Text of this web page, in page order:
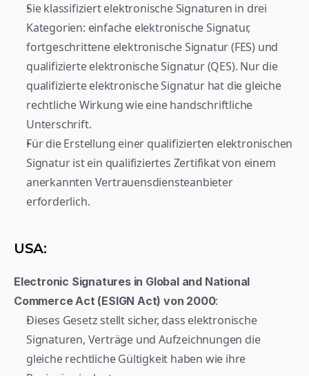
Sie klassifiziert elektronische Signaturen in drei
Kategorien: einfache elektronische Signatur,
fortgeschrittene elektronische Signatur (FES) und
qualifizierte elektronische Signatur (QES). Nur die
qualifizierte elektronische Signatur hat die gleiche
rechtliche Wirkung wie eine handschriftliche
Unterschrift.
Für die Erstellung einer qualifizierten elektronischen
Signatur ist ein qualifiziertes Zertifikat von einem
anerkannten Vertrauensdiensteanbieter
erforderlich.
USA:
Electronic Signatures in Global and National
Commerce Act (ESIGN Act) von 2000:
Dieses Gesetz stellt sicher, dass elektronische
Signaturen, Verträge und Aufzeichnungen die
gleiche rechtliche Gültigkeit haben wie ihre